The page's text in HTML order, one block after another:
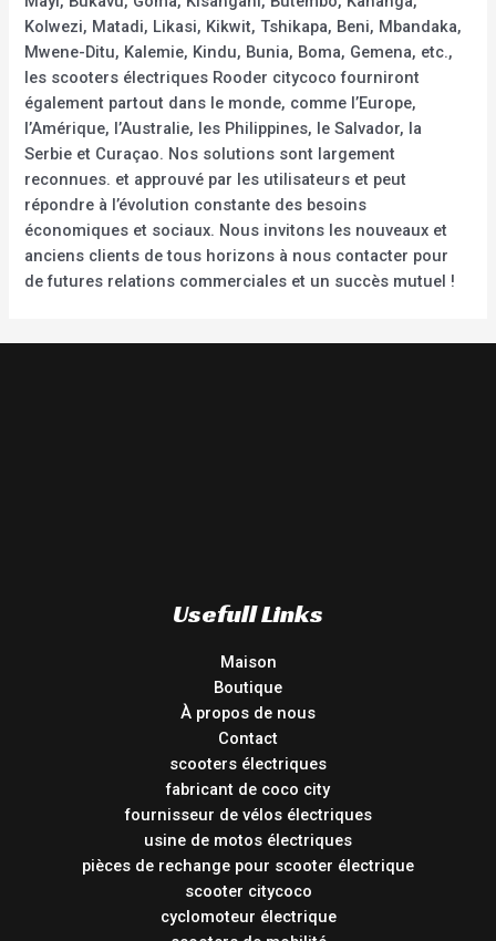
Kolwezi, Matadi, Likasi, Kikwit, Tshikapa, Beni, Mbandaka,
Mwene-Ditu, Kalemie, Kindu, Bunia, Boma, Gemena, etc.,
les scooters électriques Rooder citycoco fourniront
également partout dans le monde, comme l’Europe,
l’Amérique, l’Australie, les Philippines, le Salvador, la
Serbie et Curaçao. Nos solutions sont largement
reconnues. et approuvé par les utilisateurs et peut
répondre à l’évolution constante des besoins
économiques et sociaux. Nous invitons les nouveaux et
anciens clients de tous horizons à nous contacter pour
de futures relations commerciales et un succès mutuel !
Usefull Links
Maison
Boutique
À propos de nous
Contact
scooters électriques
fabricant de coco city
fournisseur de vélos électriques
usine de motos électriques
pièces de rechange pour scooter électrique
scooter citycoco
cyclomoteur électrique